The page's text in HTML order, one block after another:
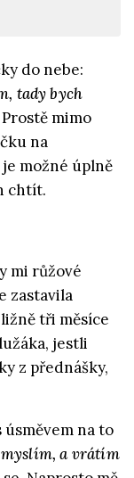
do nebe:
tady bych
Prostě mimo
na
možné úplně
chtít.
mi růžové
zastavila
tři měsíce
jestli
z přednášky,
úsměvem na to
a vrátím